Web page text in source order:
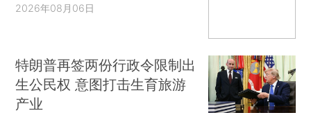
2026年08月06日
特朗普再签两份行政令限制出
生公民权 意图打击生育旅游
产业